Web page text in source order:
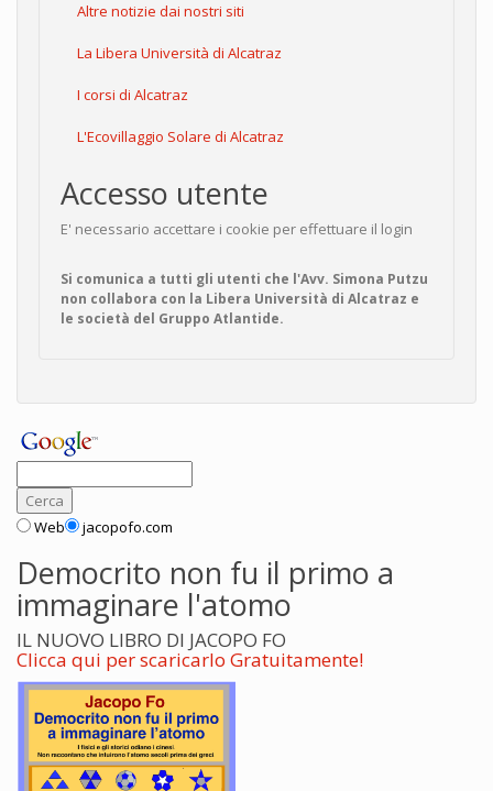
Altre notizie dai nostri siti
La Libera Università di Alcatraz
I corsi di Alcatraz
L'Ecovillaggio Solare di Alcatraz
Accesso utente
E' necessario accettare i cookie per effettuare il login
Si comunica a tutti gli utenti che l'Avv. Simona Putzu
non collabora con la Libera Università di Alcatraz e
le società del Gruppo Atlantide.
Web jacopofo.com
Democrito non fu il primo a
immaginare l'atomo
IL NUOVO LIBRO DI JACOPO FO
Clicca qui per scaricarlo Gratuitamente!